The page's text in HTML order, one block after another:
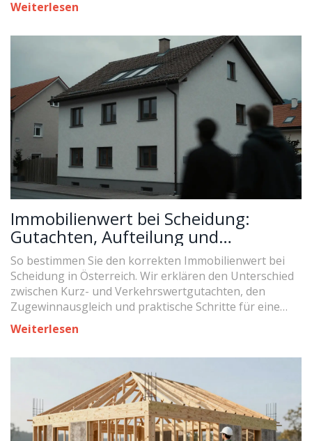
Weiterlesen
Immobilienwert bei Scheidung:
Gutachten, Aufteilung und
Vergleichsverfahren
So bestimmen Sie den korrekten Immobilienwert bei
Scheidung in Österreich. Wir erklären den Unterschied
zwischen Kurz- und Verkehrswertgutachten, den
Zugewinnausgleich und praktische Schritte für eine
faire Aufteilung.
Weiterlesen